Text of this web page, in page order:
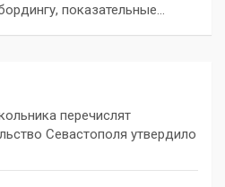
показательные…
перечислят
Севастополя утвердило